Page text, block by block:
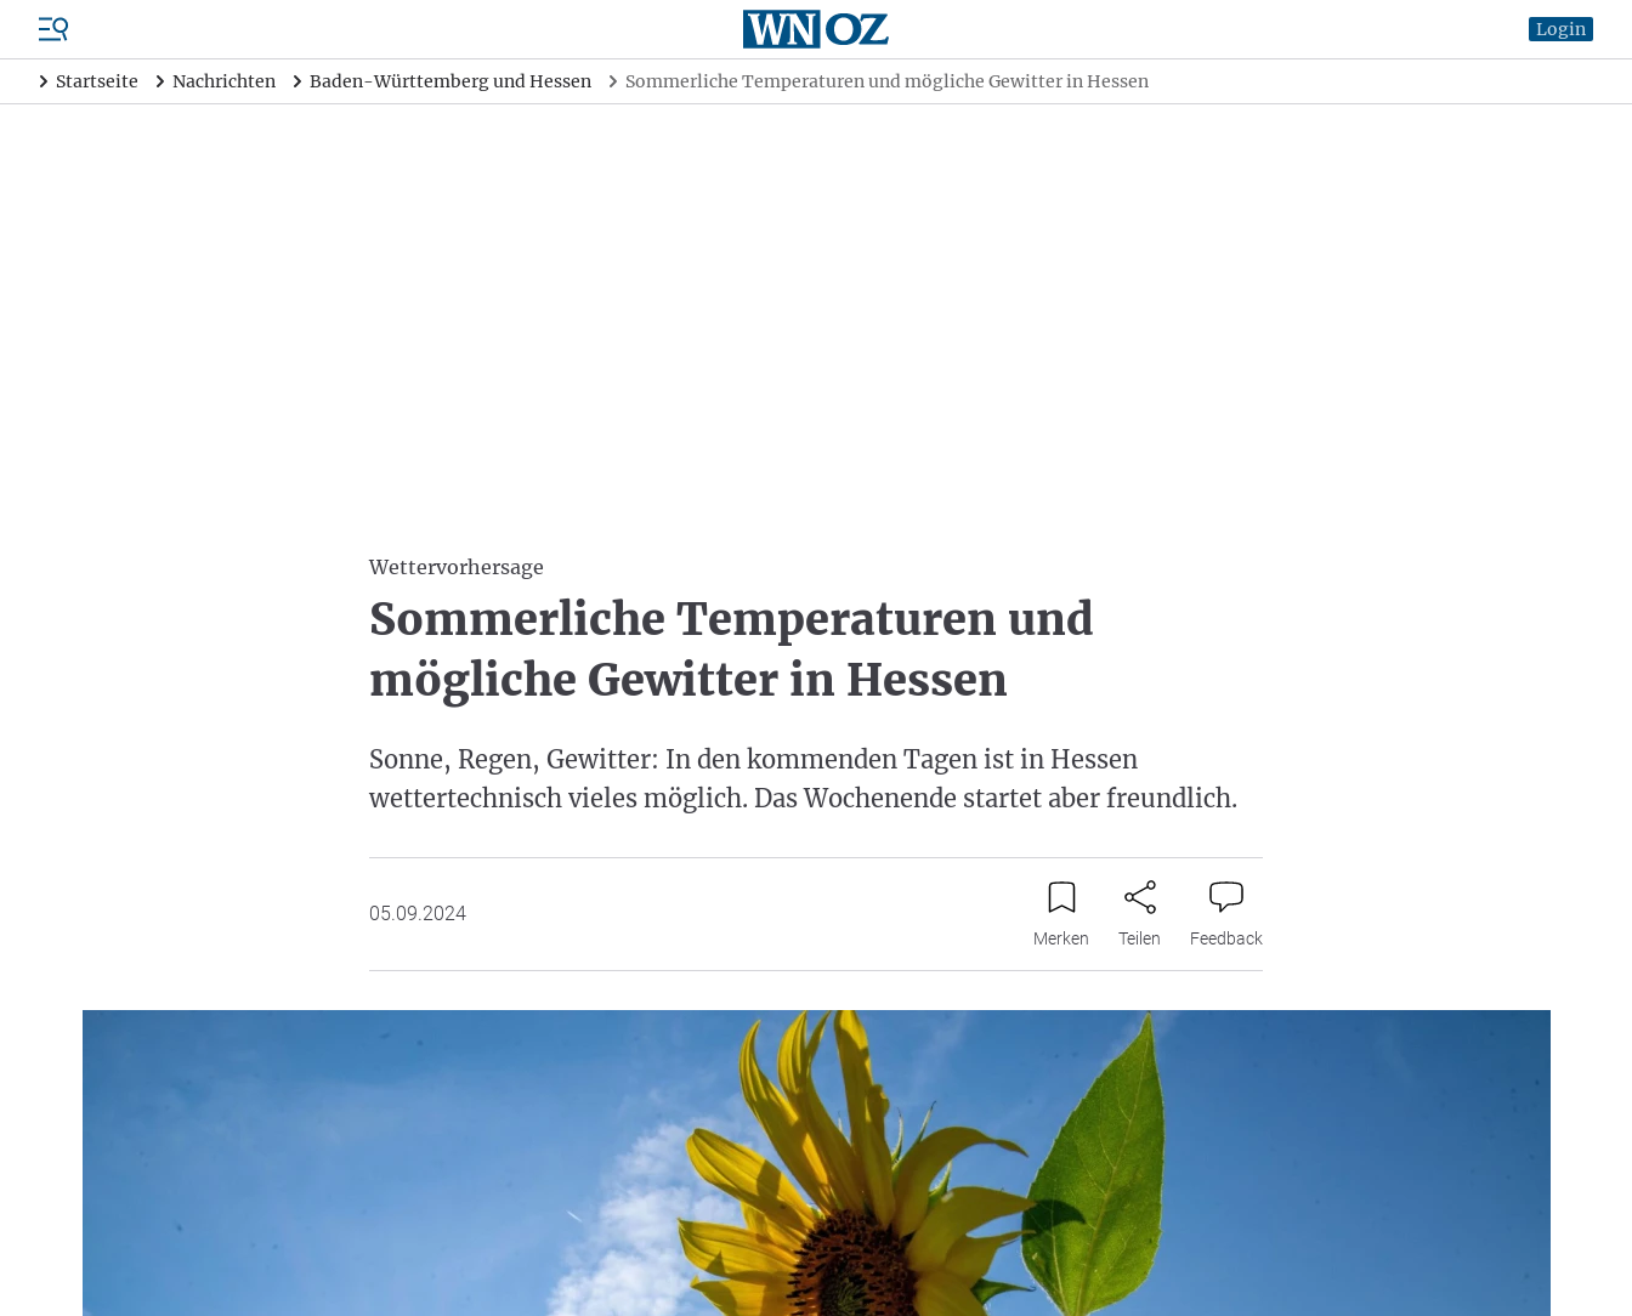
Login
Startseite Nachrichten Baden-Württemberg und Hessen Sommerliche Temperaturen und mögliche Gewitter in Hessen
Wettervorhersage
Sommerliche Temperaturen und
mögliche Gewitter in Hessen
Sonne, Regen, Gewitter: In den kommenden Tagen ist in Hessen
wettertechnisch vieles möglich. Das Wochenende startet aber freundlich.
05.09.2024
Merken Teilen Feedback